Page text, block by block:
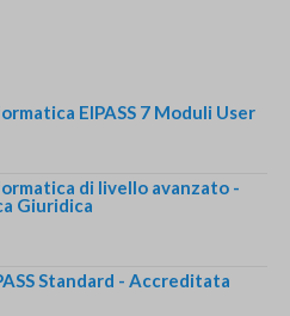
EIPASS 7 Moduli User
di livello avanzato -
Giuridica
Standard - Accreditata